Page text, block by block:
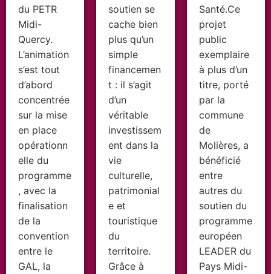
du PETR
Midi-
Quercy.
L’animation
s’est tout
d’abord
concentrée
sur la mise
en place
opérationn
elle du
programme
, avec la
finalisation
de la
convention
entre le
GAL, la
soutien se
cache bien
plus qu’un
simple
financemen
t : il s’agit
d’un
véritable
investissem
ent dans la
vie
culturelle,
patrimonial
e et
touristique
du
territoire.
Grâce à
Santé.Ce
projet
public
exemplaire
à plus d’un
titre, porté
par la
commune
de
Molières, a
bénéficié
entre
autres du
soutien du
programme
européen
LEADER du
Pays Midi-